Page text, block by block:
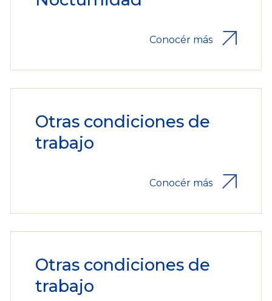
Conocér más
Otras condiciones de
trabajo
Conocér más
Otras condiciones de
trabajo